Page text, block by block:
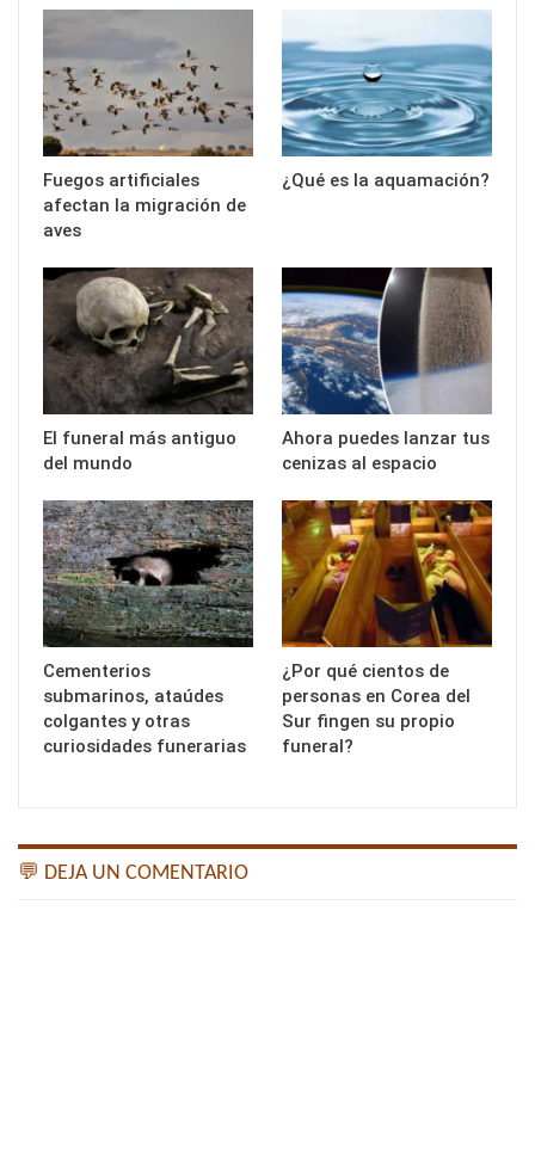
Fuegos artificiales
afectan la migración de
aves
¿Qué es la aquamación?
El funeral más antiguo
del mundo
Ahora puedes lanzar tus
cenizas al espacio
Cementerios
submarinos, ataúdes
colgantes y otras
curiosidades funerarias
¿Por qué cientos de
personas en Corea del
Sur fingen su propio
funeral?
💬 DEJA UN COMENTARIO